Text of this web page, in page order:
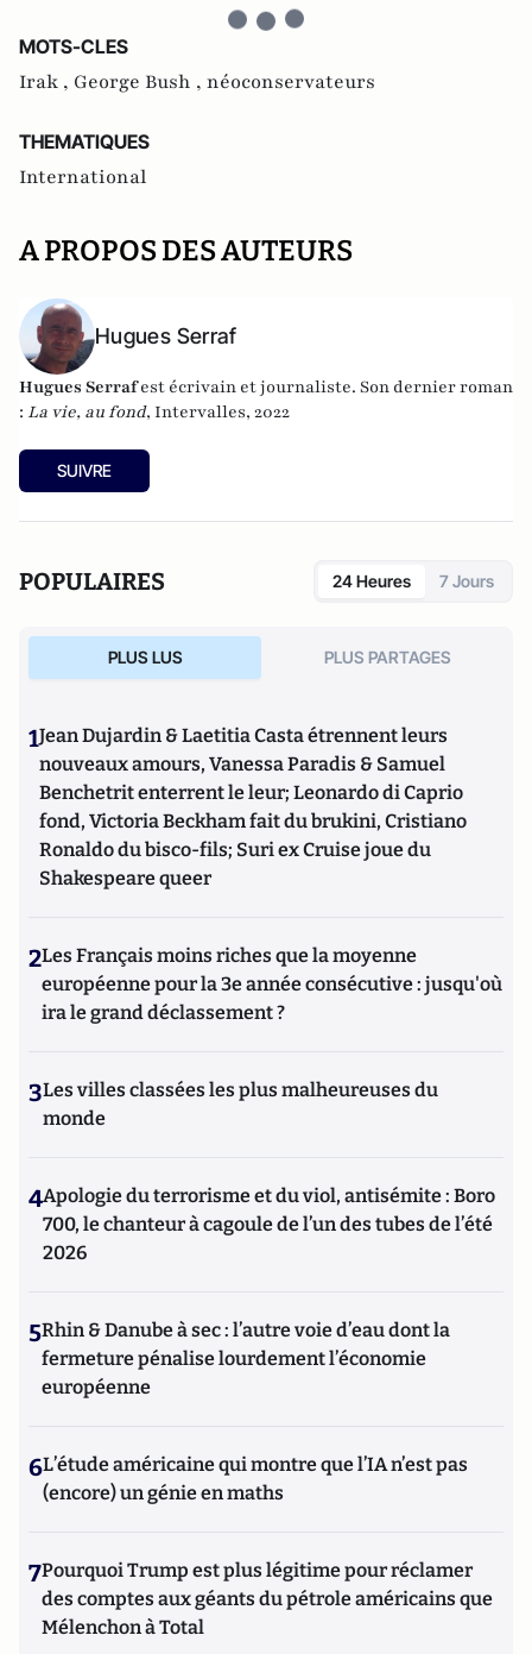
MOTS-CLES
Irak , George Bush , néoconservateurs
THEMATIQUES
International
A PROPOS DES AUTEURS
Hugues Serraf
Hugues Serrafest écrivain et journaliste. Son dernier roman
: La vie, au fond, Intervalles, 2022
SUIVRE
POPULAIRES 24 Heures 7 Jours
PLUS LUS PLUS PARTAGES
1Jean Dujardin & Laetitia Casta étrennent leurs
nouveaux amours, Vanessa Paradis & Samuel
Benchetrit enterrent le leur; Leonardo di Caprio
fond, Victoria Beckham fait du brukini, Cristiano
Ronaldo du bisco-fils; Suri ex Cruise joue du
Shakespeare queer
2Les Français moins riches que la moyenne
européenne pour la 3e année consécutive : jusqu'où
ira le grand déclassement ?
3Les villes classées les plus malheureuses du
monde
4Apologie du terrorisme et du viol, antisémite : Boro
700, le chanteur à cagoule de l’un des tubes de l’été
2026
5Rhin & Danube à sec : l’autre voie d’eau dont la
fermeture pénalise lourdement l’économie
européenne
6L’étude américaine qui montre que l’IA n’est pas
(encore) un génie en maths
7Pourquoi Trump est plus légitime pour réclamer
des comptes aux géants du pétrole américains que
Mélenchon à Total